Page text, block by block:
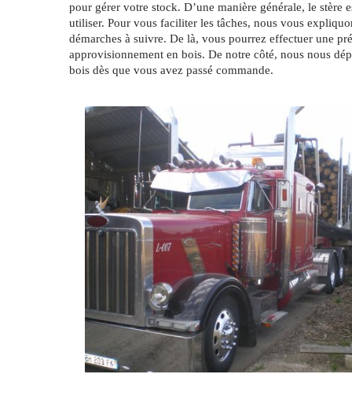
pour gérer votre stock. D’une manière générale, le stère
utiliser. Pour vous faciliter les tâches, nous vous
démarches à suivre. De là, vous pourrez effectuer une
approvisionnement en bois. De notre côté, nous nous
bois dès que vous avez passé commande.